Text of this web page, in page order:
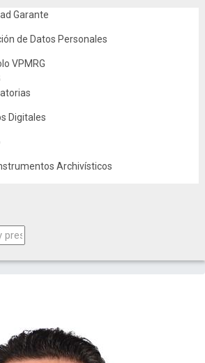
Garante
de Datos Personales
VPMRG
Digitales
Archivísticos